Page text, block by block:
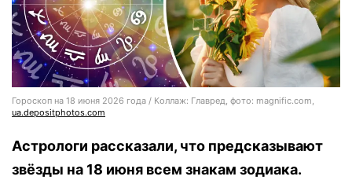
Гороскоп на 18 июня 2026 года / Коллаж: Главред, фото: magnific.com,
ua.depositphotos.com
Астрологи рассказали, что предсказывают
звёзды на 18 июня всем знакам зодиака.